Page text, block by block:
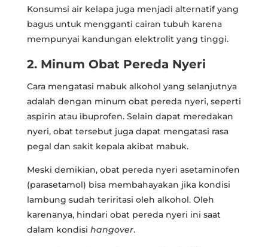
Konsumsi air kelapa juga menjadi alternatif yang
bagus untuk mengganti cairan tubuh karena
mempunyai kandungan elektrolit yang tinggi.
2. Minum Obat Pereda Nyeri
Cara mengatasi mabuk alkohol yang selanjutnya
adalah dengan minum obat pereda nyeri, seperti
aspirin atau ibuprofen. Selain dapat meredakan
nyeri, obat tersebut juga dapat mengatasi rasa
pegal dan sakit kepala akibat mabuk.
Meski demikian, obat pereda nyeri asetaminofen
(parasetamol) bisa membahayakan jika kondisi
lambung sudah teriritasi oleh alkohol. Oleh
karenanya, hindari obat pereda nyeri ini saat
dalam kondisi hangover.